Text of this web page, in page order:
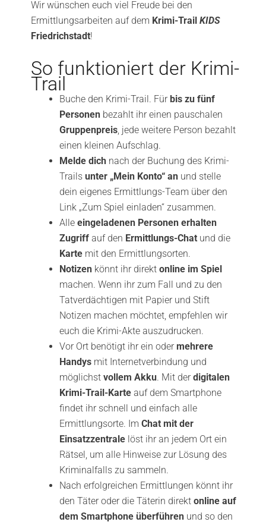
Wir wünschen euch viel Freude bei den
Ermittlungsarbeiten auf dem Krimi-Trail KIDS
Friedrichstadt!
So funktioniert der Krimi-
Trail
Buche den Krimi-Trail. Für bis zu fünf
Personen bezahlt ihr einen pauschalen
Gruppenpreis, jede weitere Person bezahlt
einen kleinen Aufschlag.
Melde dich nach der Buchung des Krimi-
Trails unter „Mein Konto“ an und stelle
dein eigenes Ermittlungs-Team über den
Link „Zum Spiel einladen“ zusammen.
Alle eingeladenen Personen erhalten
Zugriff auf den Ermittlungs-Chat und die
Karte mit den Ermittlungsorten.
Notizen könnt ihr direkt online im Spiel
machen. Wenn ihr zum Fall und zu den
Tatverdächtigen mit Papier und Stift
Notizen machen möchtet, empfehlen wir
euch die Krimi-Akte auszudrucken.
Vor Ort benötigt ihr ein odermehrere
Handys mit Internetverbindung und
möglichst vollem Akku. Mit derdigitalen
Krimi-Trail-Karte auf dem Smartphone
findet ihr schnell und einfach alle
Ermittlungsorte. Im Chat mit der
Einsatzzentrale löst ihr an jedem Ort ein
Rätsel, um alle Hinweise zur Lösung des
Kriminalfalls zu sammeln.
Nach erfolgreichen Ermittlungen könnt ihr
den Täter oder die Täterin direkt online auf
dem Smartphone überführen und so den